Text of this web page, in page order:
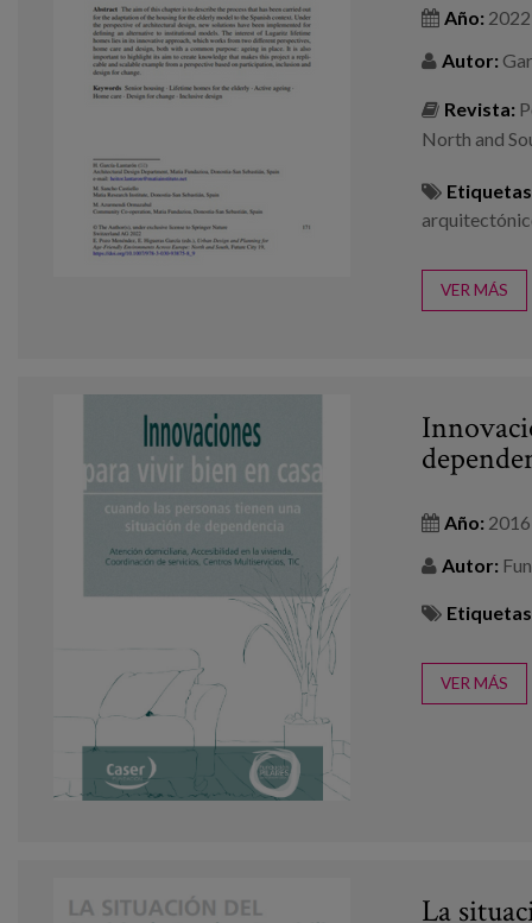
Año: 2022
Autor:
Revista:
North and
VER MÁS
Año: 2016
Autor:
VER MÁS
La